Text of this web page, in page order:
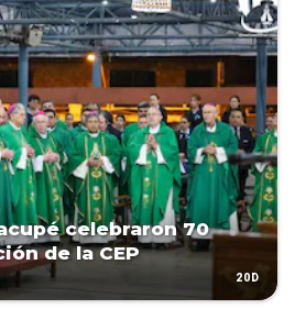
celebraron 70
de la CEP
20D